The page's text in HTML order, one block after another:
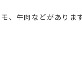
、牛肉などがあり